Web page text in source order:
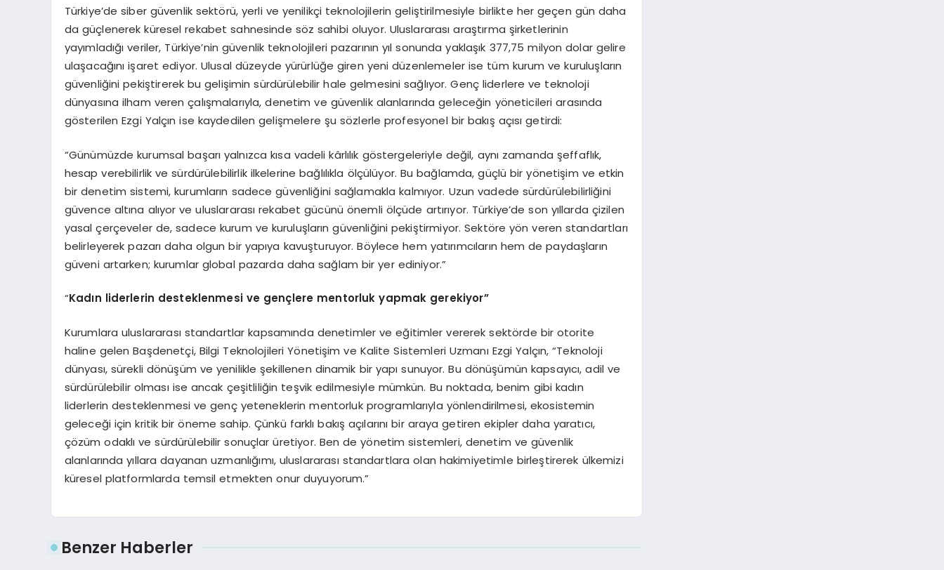
Türkiye’de siber güvenlik sektörü, yerli ve yenilikçi teknolojilerin geliştirilmesiyle birlikte her geçen gün daha
da güçlenerek küresel rekabet sahnesinde söz sahibi oluyor. Uluslararası araştırma şirketlerinin
yayımladığı veriler, Türkiye’nin güvenlik teknolojileri pazarının yıl sonunda yaklaşık 377,75 milyon dolar gelire
ulaşacağını işaret ediyor. Ulusal düzeyde yürürlüğe giren yeni düzenlemeler ise tüm kurum ve kuruluşların
güvenliğini pekiştirerek bu gelişimin sürdürülebilir hale gelmesini sağlıyor. Genç liderlere ve teknoloji
dünyasına ilham veren çalışmalarıyla, denetim ve güvenlik alanlarında geleceğin yöneticileri arasında
gösterilen Ezgi Yalçın ise kaydedilen gelişmelere şu sözlerle profesyonel bir bakış açısı getirdi:
“Günümüzde kurumsal başarı yalnızca kısa vadeli kârlılık göstergeleriyle değil, aynı zamanda şeffaflık,
hesap verebilirlik ve sürdürülebilirlik ilkelerine bağlılıkla ölçülüyor. Bu bağlamda, güçlü bir yönetişim ve etkin
bir denetim sistemi, kurumların sadece güvenliğini sağlamakla kalmıyor. Uzun vadede sürdürülebilirliğini
güvence altına alıyor ve uluslararası rekabet gücünü önemli ölçüde artırıyor. Türkiye’de son yıllarda çizilen
yasal çerçeveler de, sadece kurum ve kuruluşların güvenliğini pekiştirmiyor. Sektöre yön veren standartları
belirleyerek pazarı daha olgun bir yapıya kavuşturuyor. Böylece hem yatırımcıların hem de paydaşların
güveni artarken; kurumlar global pazarda daha sağlam bir yer ediniyor.”
“Kadın liderlerin desteklenmesi ve gençlere mentorluk yapmak gerekiyor”
Kurumlara uluslararası standartlar kapsamında denetimler ve eğitimler vererek sektörde bir otorite
haline gelen Başdenetçi, Bilgi Teknolojileri Yönetişim ve Kalite Sistemleri Uzmanı Ezgi Yalçın, “Teknoloji
dünyası, sürekli dönüşüm ve yenilikle şekillenen dinamik bir yapı sunuyor. Bu dönüşümün kapsayıcı, adil ve
sürdürülebilir olması ise ancak çeşitliliğin teşvik edilmesiyle mümkün. Bu noktada, benim gibi kadın
liderlerin desteklenmesi ve genç yeteneklerin mentorluk programlarıyla yönlendirilmesi, ekosistemin
geleceği için kritik bir öneme sahip. Çünkü farklı bakış açılarını bir araya getiren ekipler daha yaratıcı,
çözüm odaklı ve sürdürülebilir sonuçlar üretiyor. Ben de yönetim sistemleri, denetim ve güvenlik
alanlarında yıllara dayanan uzmanlığımı, uluslararası standartlara olan hakimiyetimle birleştirerek ülkemizi
küresel platformlarda temsil etmekten onur duyuyorum.”
Benzer Haberler